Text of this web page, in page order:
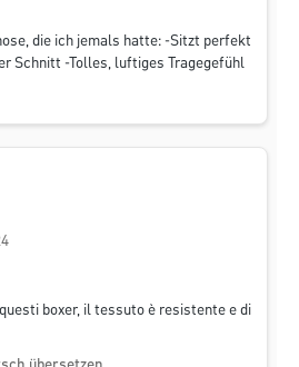
die ich jemals hatte: -Sitzt perfekt
Schnitt -Tolles, luftiges Tragegefühl
von 5 von 5 Sternen
boxer, il tessuto è resistente e di